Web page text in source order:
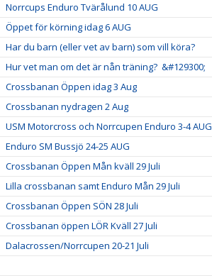
Norrcups Enduro Tvärålund 10 AUG
Öppet för körning idag 6 AUG
Har du barn (eller vet av barn) som vill köra?
Hur vet man om det är nån träning? &#129300;
Crossbanan Öppen idag 3 Aug
Crossbanan nydragen 2 Aug
USM Motorcross och Norrcupen Enduro 3-4 AUG
Enduro SM Bussjö 24-25 AUG
Crossbanan Öppen Mån kväll 29 Juli
Lilla crossbanan samt Enduro Mån 29 Juli
Crossbanan Öppen SÖN 28 Juli
Crossbanan öppen LÖR Kväll 27 Juli
Dalacrossen/Norrcupen 20-21 Juli